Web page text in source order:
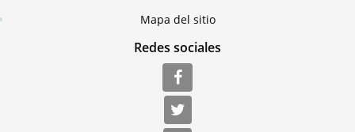
Mapa del sitio
Redes sociales